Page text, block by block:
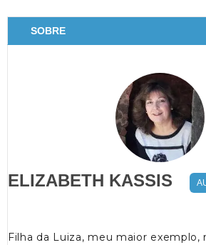
SOBRE
ELIZABETH KASSIS
Filha da Luiza, meu maior exemplo,